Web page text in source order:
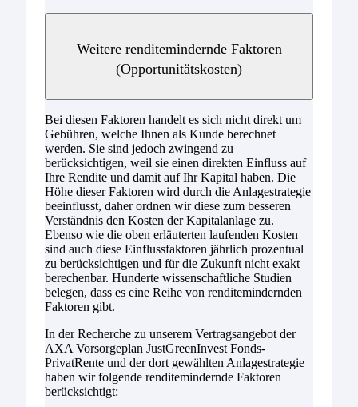
Weitere renditemindernde Faktoren
(Opportunitätskosten)
Bei diesen Faktoren handelt es sich nicht direkt um
Gebühren, welche Ihnen als Kunde berechnet
werden. Sie sind jedoch zwingend zu
berücksichtigen, weil sie einen direkten Einfluss auf
Ihre Rendite und damit auf Ihr Kapital haben. Die
Höhe dieser Faktoren wird durch die Anlagestrategie
beeinflusst, daher ordnen wir diese zum besseren
Verständnis den Kosten der Kapitalanlage zu.
Ebenso wie die oben erläuterten laufenden Kosten
sind auch diese Einflussfaktoren jährlich prozentual
zu berücksichtigen und für die Zukunft nicht exakt
berechenbar. Hunderte wissenschaftliche Studien
belegen, dass es eine Reihe von renditemindernden
Faktoren gibt.
In der Recherche zu unserem Vertragsangebot der
AXA Vorsorgeplan JustGreenInvest Fonds-
PrivatRente und der dort gewählten Anlagestrategie
haben wir folgende renditemindernde Faktoren
berücksichtigt: